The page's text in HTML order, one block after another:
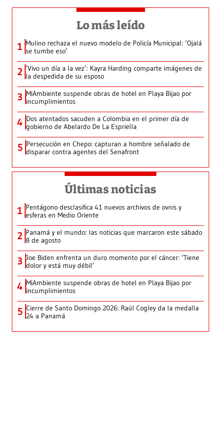
Lo más leído
1 Mulino rechaza el nuevo modelo de Policía Municipal: ‘Ojalá
se tumbe eso’
2 ‘Vivo un día a la vez’: Kayra Harding comparte imágenes de
la despedida de su esposo
3 MiAmbiente suspende obras de hotel en Playa Bijao por
incumplimientos
4 Dos atentados sacuden a Colombia en el primer día de
gobierno de Abelardo De La Espriella
5 Persecución en Chepo: capturan a hombre señalado de
disparar contra agentes del Senafront
Últimas noticias
1 Pentágono desclasifica 41 nuevos archivos de ovnis y
esferas en Medio Oriente
2 Panamá y el mundo: las noticias que marcaron este sábado
8 de agosto
3 Joe Biden enfrenta un duro momento por el cáncer: ‘Tiene
dolor y está muy débil’
4 MiAmbiente suspende obras de hotel en Playa Bijao por
incumplimientos
5 Cierre de Santo Domingo 2026: Raúl Cogley da la medalla
24 a Panamá